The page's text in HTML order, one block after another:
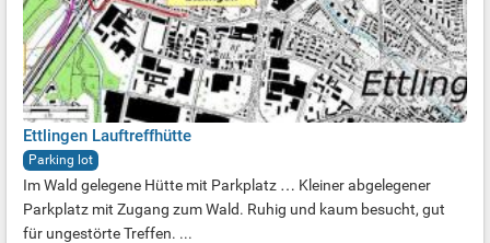
Ettlingen Lauftreffhütte
Parking lot
Im Wald gelegene Hütte mit Parkplatz … Kleiner abgelegener
Parkplatz mit Zugang zum Wald. Ruhig und kaum besucht, gut
für ungestörte Treffen. ...